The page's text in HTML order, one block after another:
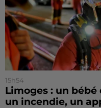
15h54
Limoges : un
un incendie, un